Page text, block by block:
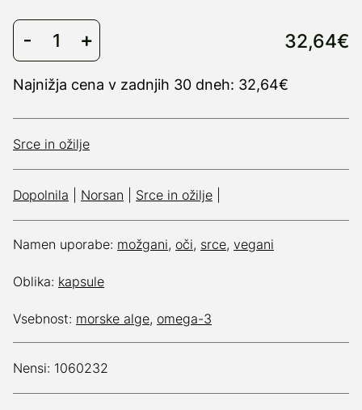
32,64€
Najnižja cena v zadnjih 30 dneh: 32,64€
Srce in ožilje
Dopolnila Norsan Srce in ožilje
Namen uporabe: možgani, oči, srce, vegani
Oblika: kapsule
Vsebnost: morske alge, omega-3
Nensi: 1060232